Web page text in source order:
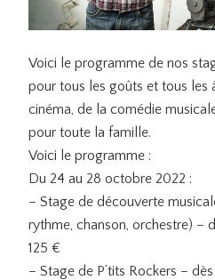
Voici le programme de nos
pour tous les goûts et tous les
cinéma, de la comédie
pour toute la famille.
Voici le programme :
Du 24 au 28 octobre 2022 :
– Stage de découverte
rythme, chanson, orchestre) –
125 €
– Stage de P’tits Rockers –